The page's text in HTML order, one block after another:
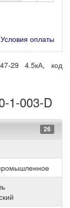
Условия оплаты
29 4.5кА, код
1-003-D
26